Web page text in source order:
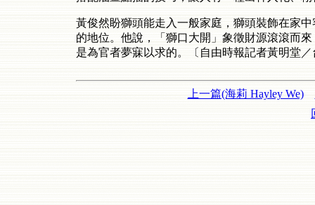
黃俊然盼獅頭能走入一般家庭，獅頭裝飾在家
的地位。他說，「獅口大開」象徵財源滾滾而
是為官者夢寐以求的。〔自由時報記者黃明堂
上一篇(海莉 Hayley We)